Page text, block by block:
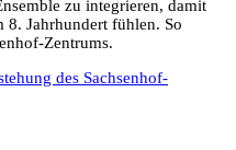
zu integrieren, damit
8. Jahrhundert fühlen. So
Zentrums.
des Sachsenhof-